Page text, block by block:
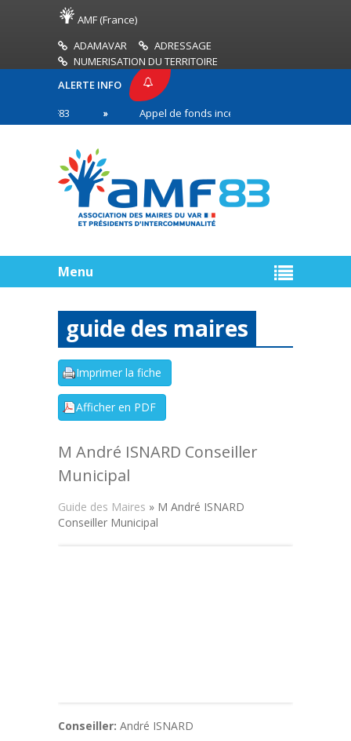
AMF (France)
ADAMAVAR
ADRESSAGE
NUMERISATION DU TERRITOIRE
ALERTE INFO
Appel de fonds incendies de forêt
première ligne
Menu
guide des maires
M André ISNARD Conseiller
Municipal
Guide des Maires » M André ISNARD
Conseiller Municipal
Conseiller: André ISNARD